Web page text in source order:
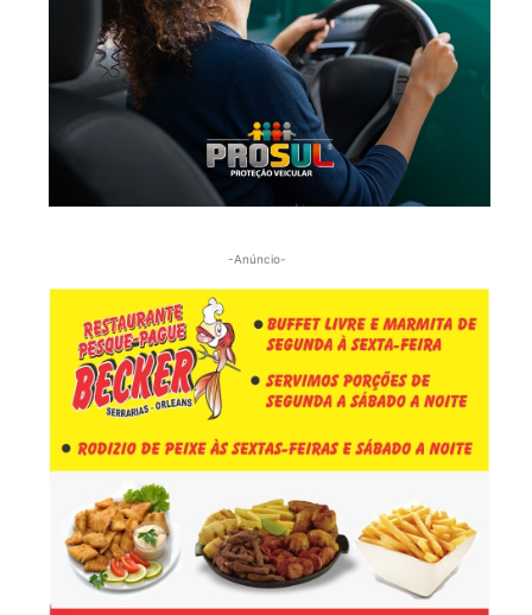
-Anúncio-